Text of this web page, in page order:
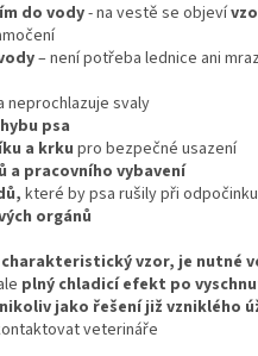
do vody- na vestě se objeví
– není potřeba lednice ani
neprochlazuje svaly
psa
a krku pro bezpečné usazení
pracovního vybavení
které by psa rušily při odpočinku
orgánů
vzor, je nutné
plný chladicí efekt po
jako řešení již vzniklého
veterináře